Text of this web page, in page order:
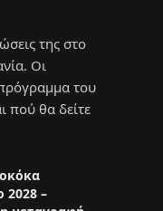
της στο
Οι
του
πού θα δείτε
2028 –